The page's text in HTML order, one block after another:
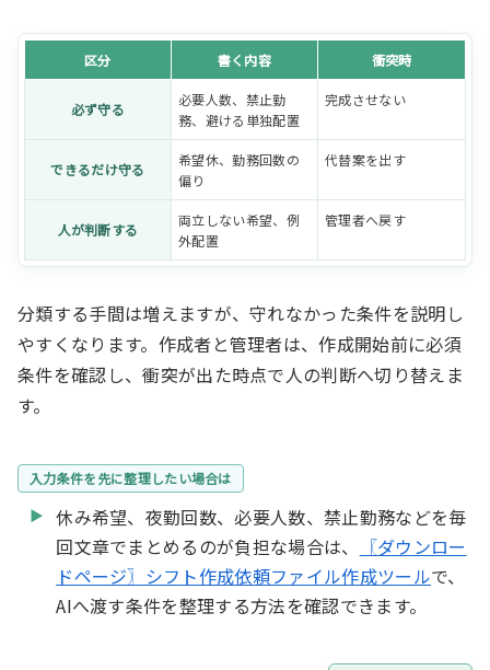
区分 書く内容 衝突時
必ず守る
必要人数、禁止勤
務、避ける単独配置
完成させない
できるだけ守る
希望休、勤務回数の
偏り
代替案を出す
人が判断する
両立しない希望、例
外配置
管理者へ戻す
分類する手間は増えますが、守れなかった条件を説明し
やすくなります。作成者と管理者は、作成開始前に必須
条件を確認し、衝突が出た時点で人の判断へ切り替えま
す。
入力条件を先に整理したい場合は
休み希望、夜勤回数、必要人数、禁止勤務などを毎
回文章でまとめるのが負担な場合は、
〖ダウンロー
ドページ〗シフト作成依頼ファイル作成ツールで、
AIへ渡す条件を整理する方法を確認できます。